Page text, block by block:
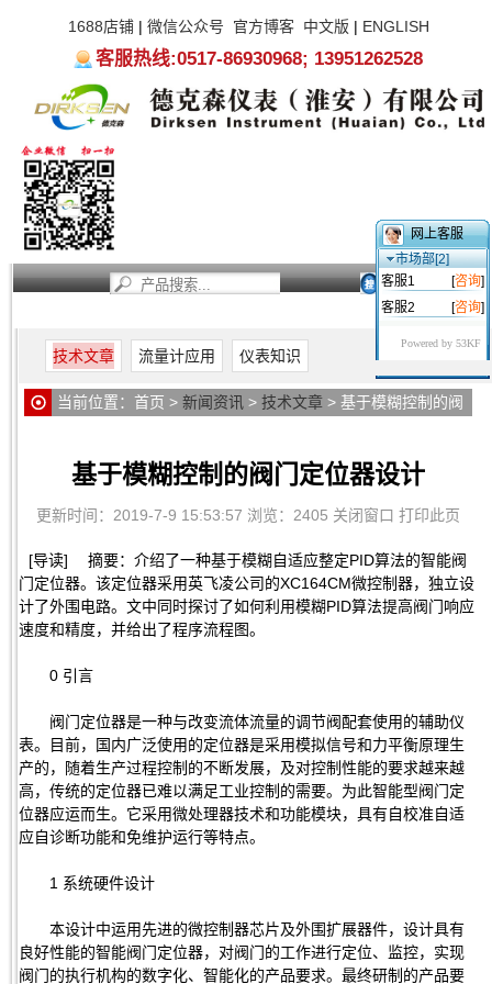
1688店铺| 微信公众号 官方博客 中文版 | ENGLISH
客服热线:0517-86930968; 13951262528
技术文章 流量计应用 仪表知识
当前位置： 首页 > 新闻资讯 > 技术文章 > 基于模糊控制的阀
基于模糊控制的阀门定位器设计
更新时间：2019-7-9 15:53:57 浏览：2405 关闭窗口 打印此页
[导读] 摘要：介绍了一种基于模糊自适应整定PID算法的智能阀
门定位器。该定位器采用英飞凌公司的XC164CM微控制器，独立设
计了外围电路。文中同时探讨了如何利用模糊PID算法提高阀门响应
速度和精度，并给出了程序流程图。
0 引言
阀门定位器是一种与改变流体流量的调节阀配套使用的辅助仪
表。目前，国内广泛使用的定位器是采用模拟信号和力平衡原理生
产的，随着生产过程控制的不断发展，及对控制性能的要求越来越
高，传统的定位器已难以满足工业控制的需要。为此智能型阀门定
位器应运而生。它采用微处理器技术和功能模块，具有自校准自适
应自诊断功能和免维护运行等特点。
1 系统硬件设计
本设计中运用先进的微控制器芯片及外围扩展器件，设计具有
良好性能的智能阀门定位器，对阀门的工作进行定位、监控，实现
阀门的执行机构的数字化、智能化的产品要求。最终研制的产品要
网上客服
市场部[2]
客服1
[咨询]
客服2
[咨询]
Powered by 53KF